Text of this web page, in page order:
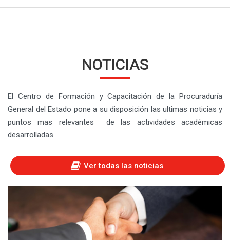
NOTICIAS
El Centro de Formación y Capacitación de la Procuraduría
General del Estado pone a su disposición las ultimas noticias y
puntos mas relevantes de las actividades académicas
desarrolladas.
Ver todas las noticias